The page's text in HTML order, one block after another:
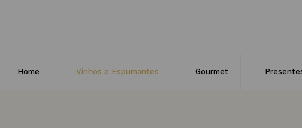
Home Vinhos e Espumantes Gourmet